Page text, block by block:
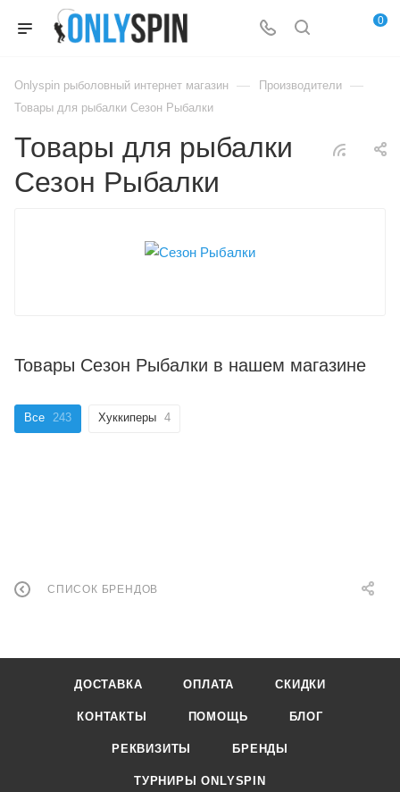
0
Onlyspin рыболовный интернет магазин — Производители —
Товары для рыбалки Сезон Рыбалки
Товары для рыбалки
Сезон Рыбалки
Товары Сезон Рыбалки в нашем магазине
Все 243 Хуккиперы 4
СПИСОК БРЕНДОВ
ДОСТАВКА ОПЛАТА СКИДКИ
КОНТАКТЫ ПОМОЩЬ БЛОГ
РЕКВИЗИТЫ БРЕНДЫ
ТУРНИРЫ ONLYSPIN